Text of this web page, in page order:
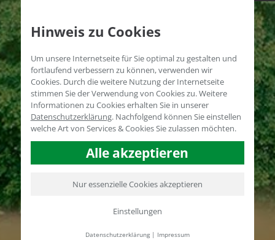
Hinweis zu Cookies
Um unsere Internetseite für Sie optimal zu gestalten und
fortlaufend verbessern zu können, verwenden wir
Cookies. Durch die weitere Nutzung der Internetseite
stimmen Sie der Verwendung von Cookies zu. Weitere
Informationen zu Cookies erhalten Sie in unserer
Datenschutzerklärung. Nachfolgend können Sie einstellen
welche Art von Services & Cookies Sie zulassen möchten.
Alle akzeptieren
Nur essenzielle Cookies akzeptieren
Einstellungen
Datenschutzerklärung| Impressum